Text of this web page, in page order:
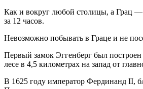
Как и вокруг любой столицы, а Грац —
за 12 часов.
Невозможно побывать в Граце и не
Первый замок Эггенберг был
лесе в 4,5 километрах на запад от
В 1625 году император Фердинанд II,